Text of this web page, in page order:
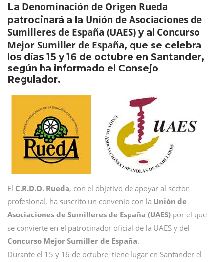
La Denominación de Origen Rueda
patrocinará a la Unión de Asociaciones de
Sumilleres de España (UAES) y al Concurso
Mejor Sumiller de España, que se celebra
los días 15 y 16 de octubre en Santander,
según ha informado el Consejo
Regulador.
El C.R.D.O. Rueda, con el objetivo de apoyar al sector
profesional, ha suscrito un convenio con la Unión de
Asociaciones de Sumilleres de España (UAES) por el que
se convierte en el patrocinador oficial de la UAES y del
Concurso Mejor Sumiller de España.
Durante el 15 y 16 de octubre, tiene lugar en Santander el